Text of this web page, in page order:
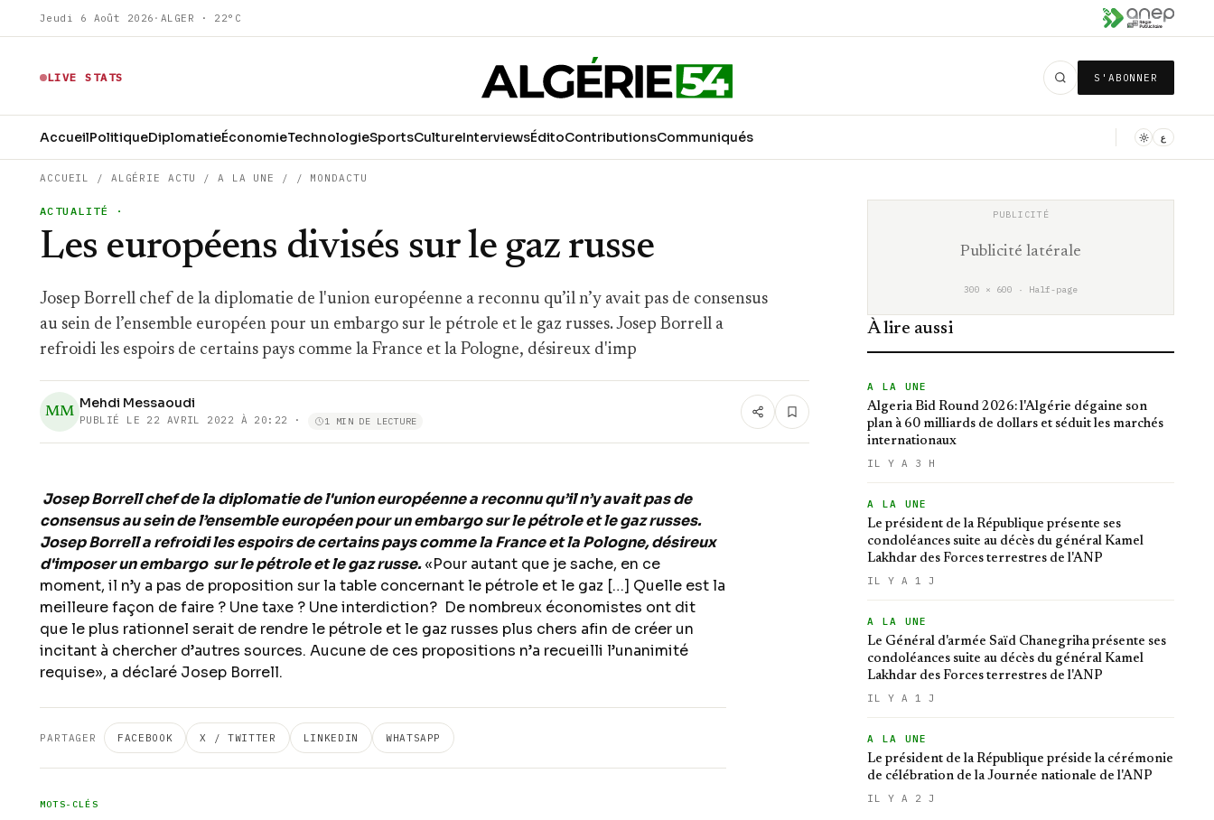
Jeudi 6 Août 2026 · ALGER · 22°C
LIVE STATS S'ABONNER
AccueilPolitiqueDiplomatieÉconomieTechnologieSportsCultureInterviewsÉditoContributionsCommuniqués ع
ACCUEIL / ALGÉRIE ACTU /A LA UNE / / MONDACTU
ACTUALITÉ ·
Les européens divisés sur le gaz russe
Josep Borrell chef de la diplomatie de l'union européenne a reconnu qu’il n’y avait pas de consensus
au sein de l’ensemble européen pour un embargo sur le pétrole et le gaz russes. Josep Borrell a
refroidi les espoirs de certains pays comme la France et la Pologne, désireux d'imp
MM
Mehdi Messaoudi
PUBLIÉ LE 22 AVRIL 2022 À 20:22 · 1 MIN DE LECTURE
Josep Borrell chef de la diplomatie de l'union européenne a reconnu qu’il n’y avait pas de
consensus au sein de l’ensemble européen pour un embargo sur le pétrole et le gaz russes.
Josep Borrell a refroidi les espoirs de certains pays comme la France et la Pologne, désireux
d'imposer un embargo sur le pétrole et le gaz russe.«Pour autant que je sache, en ce
moment, il n’y a pas de proposition sur la table concernant le pétrole et le gaz […] Quelle est la
meilleure façon de faire ? Une taxe ? Une interdiction? De nombreux économistes ont dit
que le plus rationnel serait de rendre le pétrole et le gaz russes plus chers afin de créer un
incitant à chercher d’autres sources. Aucune de ces propositions n’a recueilli l’unanimité
requise», a déclaré Josep Borrell.
PARTAGER FACEBOOK X / TWITTER LINKEDIN WHATSAPP
MOTS-CLÉS
Publicité latérale
300 × 600 · Half-page
À lire aussi
A LA UNE
Algeria Bid Round 2026: l'Algérie dégaine son
plan à 60 milliards de dollars et séduit les marchés
internationaux
IL Y A 3 H
A LA UNE
Le président de la République présente ses
condoléances suite au décès du général Kamel
Lakhdar des Forces terrestres de l'ANP
IL Y A 1 J
A LA UNE
Le Général d'armée Saïd Chanegriha présente ses
condoléances suite au décès du général Kamel
Lakhdar des Forces terrestres de l'ANP
IL Y A 1 J
A LA UNE
Le président de la République préside la cérémonie
de célébration de la Journée nationale de l'ANP
IL Y A 2 J